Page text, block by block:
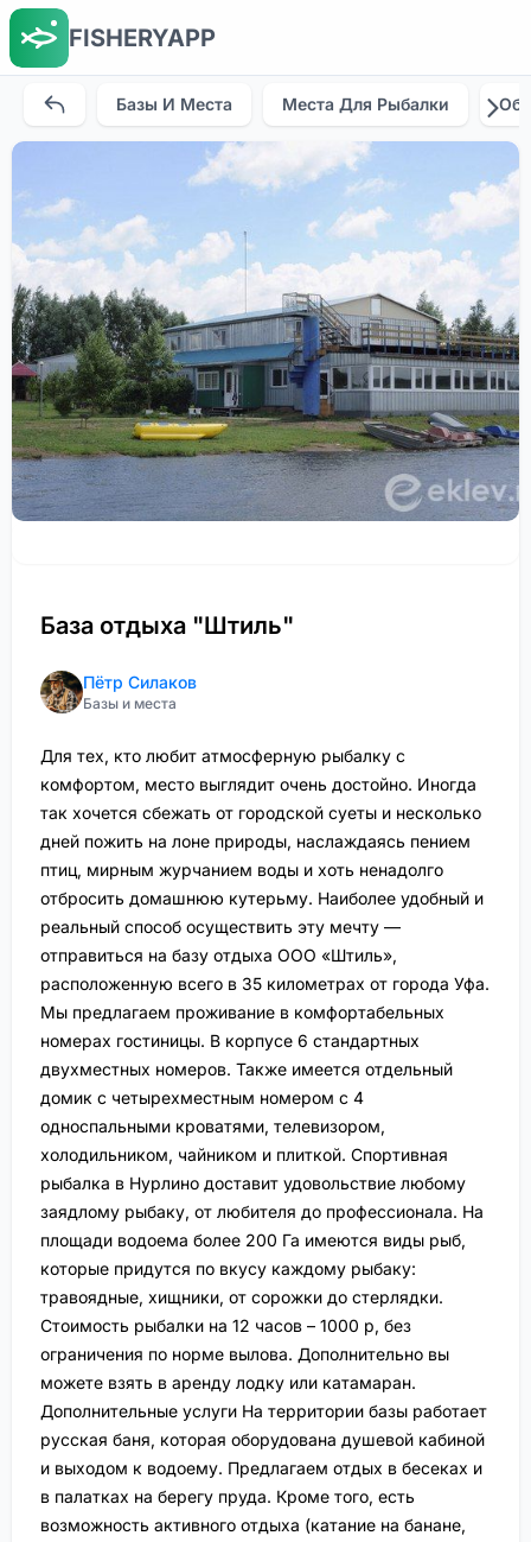
FISHERYAPP
Базы И Места Места Для Рыбалки
База отдыха "Штиль"
Пётр Силаков
Базы и места
Для тех, кто любит атмосферную рыбалку с
комфортом, место выглядит очень достойно. Иногда
так хочется сбежать от городской суеты и несколько
дней пожить на лоне природы, наслаждаясь пением
птиц, мирным журчанием воды и хоть ненадолго
отбросить домашнюю кутерьму. Наиболее удобный и
реальный способ осуществить эту мечту —
отправиться на базу отдыха ООО «Штиль»,
расположенную всего в 35 километрах от города Уфа.
Мы предлагаем проживание в комфортабельных
номерах гостиницы. В корпусе 6 стандартных
двухместных номеров. Также имеется отдельный
домик с четырехместным номером с 4
односпальными кроватями, телевизором,
холодильником, чайником и плиткой. Спортивная
рыбалка в Нурлино доставит удовольствие любому
заядлому рыбаку, от любителя до профессионала. На
площади водоема более 200 Га имеются виды рыб,
которые придутся по вкусу каждому рыбаку:
травоядные, хищники, от сорожки до стерлядки.
Стоимость рыбалки на 12 часов – 1000 р, без
ограничения по норме вылова. Дополнительно вы
можете взять в аренду лодку или катамаран.
Дополнительные услуги На территории базы работает
русская баня, которая оборудована душевой кабиной
и выходом к водоему. Предлагаем отдых в бесеках и
в палатках на берегу пруда. Кроме того, есть
возможность активного отдыха (катание на банане,